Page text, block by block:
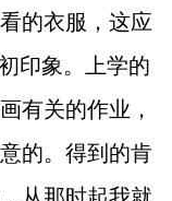
的衣服，这应
印象。上学的
有关的作业，
的。得到的肯